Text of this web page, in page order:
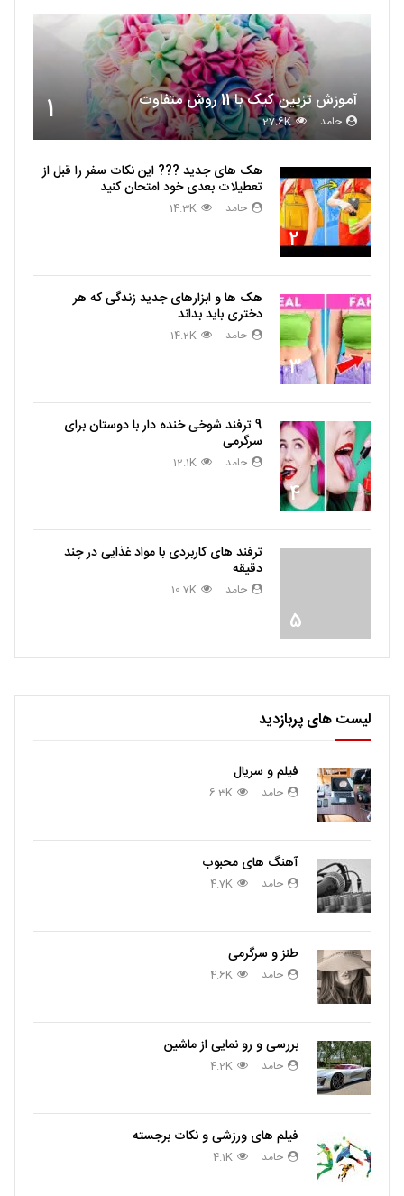
1 آموزش تزیین کیک با 11 روش متفاوت
حامد 27.6K
2
هک های جدید ??️? این نکات سفر را قبل از
تعطیلات بعدی خود امتحان کنید
حامد 14.3K
3
هک ها و ابزارهای جدید زندگی که هر
دختری باید بداند
حامد 14.2K
4
9 ترفند شوخی خنده دار با دوستان برای
سرگرمی
حامد 12.1K
5
ترفند های کاربردی با مواد غذایی در چند
دقیقه
حامد 10.7K
لیست های پربازدید
فیلم و سریال
حامد 6.3K
آهنگ های محبوب
حامد 4.7K
طنز و سرگرمی
حامد 4.6K
بررسی و رو نمایی از ماشین
حامد 4.2K
فیلم های ورزشی و نکات برجسته
حامد 4.1K